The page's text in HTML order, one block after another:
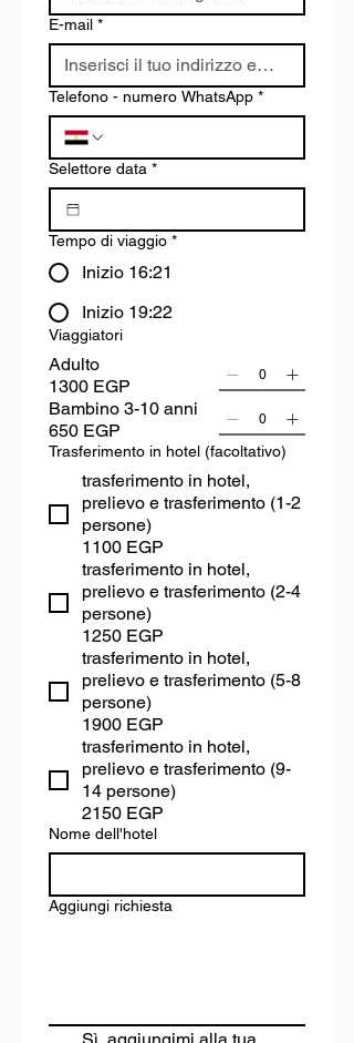
E-mail *
Telefono - numero WhatsApp *
Selettore data *
Tempo di viaggio *
Inizio 16:21
Inizio 19:22
Viaggiatori
Adulto
1300 EGP
Bambino 3-10 anni
650 EGP
Trasferimento in hotel (facoltativo)
trasferimento in hotel,
prelievo e trasferimento (1-2
persone)
1100 EGP
trasferimento in hotel,
prelievo e trasferimento (2-4
persone)
1250 EGP
trasferimento in hotel,
prelievo e trasferimento (5-8
persone)
1900 EGP
trasferimento in hotel,
prelievo e trasferimento (9-
14 persone)
2150 EGP
Nome dell'hotel
Aggiungi richiesta